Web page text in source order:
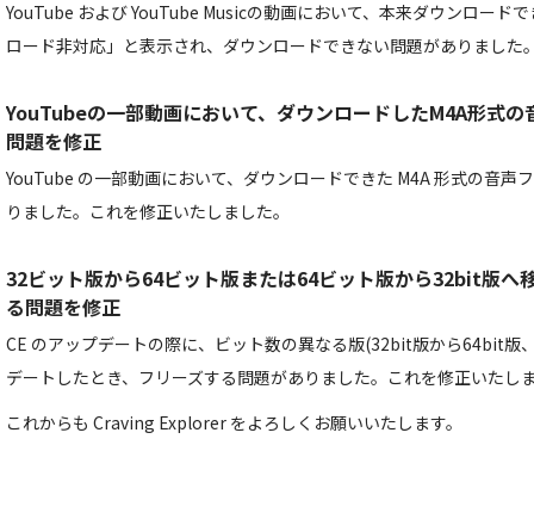
YouTube および YouTube Musicの動画において、本来ダウンロード
ロード非対応」と表示され、ダウンロードできない問題がありました
YouTubeの一部動画において、ダウンロードしたM4A形式
問題を修正
YouTube の一部動画において、ダウンロードできた M4A 形式の音声
りました。これを修正いたしました。
32ビット版から64ビット版または64ビット版から32bit版へ
る問題を修正
CE のアップデートの際に、ビット数の異なる版(32bit版から64bit
デートしたとき、フリーズする問題がありました。これを修正いたし
これからも Craving Explorer をよろしくお願いいたします。